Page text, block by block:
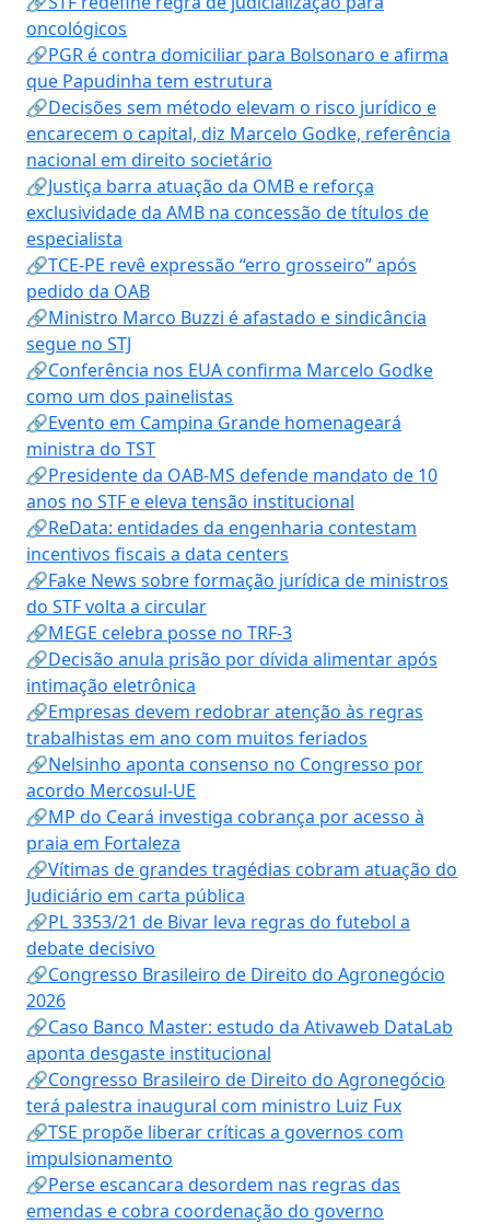
oncológicos
🔗PGR é contra domiciliar para Bolsonaro e afirma
que Papudinha tem estrutura
🔗Decisões sem método elevam o risco jurídico e
encarecem o capital, diz Marcelo Godke, referência
nacional em direito societário
🔗Justiça barra atuação da OMB e reforça
exclusividade da AMB na concessão de títulos de
especialista
🔗TCE-PE revê expressão “erro grosseiro” após
pedido da OAB
🔗Ministro Marco Buzzi é afastado e sindicância
segue no STJ
🔗Conferência nos EUA confirma Marcelo Godke
como um dos painelistas
🔗Evento em Campina Grande homenageará
ministra do TST
🔗Presidente da OAB-MS defende mandato de 10
anos no STF e eleva tensão institucional
🔗ReData: entidades da engenharia contestam
incentivos fiscais a data centers
🔗Fake News sobre formação jurídica de ministros
do STF volta a circular
🔗MEGE celebra posse no TRF-3
🔗Decisão anula prisão por dívida alimentar após
intimação eletrônica
🔗Empresas devem redobrar atenção às regras
trabalhistas em ano com muitos feriados
🔗Nelsinho aponta consenso no Congresso por
acordo Mercosul-UE
🔗MP do Ceará investiga cobrança por acesso à
praia em Fortaleza
🔗Vítimas de grandes tragédias cobram atuação do
Judiciário em carta pública
🔗PL 3353/21 de Bivar leva regras do futebol a
debate decisivo
🔗Congresso Brasileiro de Direito do Agronegócio
2026
🔗Caso Banco Master: estudo da Ativaweb DataLab
aponta desgaste institucional
🔗Congresso Brasileiro de Direito do Agronegócio
terá palestra inaugural com ministro Luiz Fux
🔗TSE propõe liberar críticas a governos com
impulsionamento
🔗Perse escancara desordem nas regras das
emendas e cobra coordenação do governo